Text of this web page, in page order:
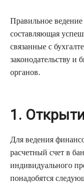
Правильное
составляющая
связанные с
законодательству и
органов.
1.
Для ведения
расчетный счет в
индивидуального
понадобятся